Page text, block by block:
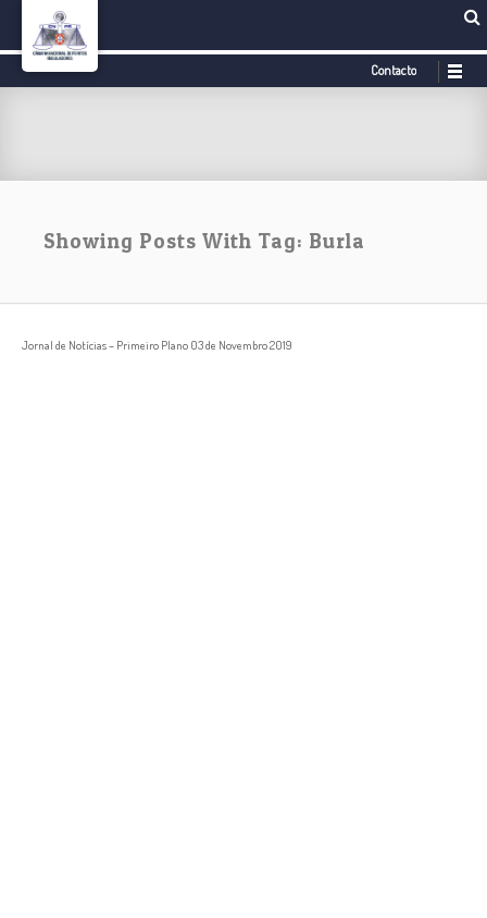
Contacto
Showing Posts With Tag: Burla
Jornal de Notícias – Primeiro Plano 03 de Novembro 2019